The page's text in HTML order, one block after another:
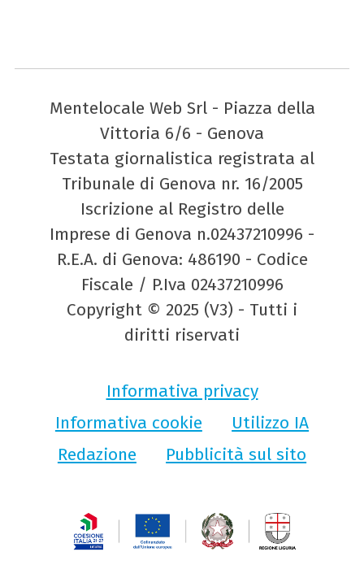
Mentelocale Web Srl - Piazza della
Vittoria 6/6 - Genova
Testata giornalistica registrata al
Tribunale di Genova nr. 16/2005
Iscrizione al Registro delle
Imprese di Genova n.02437210996 -
R.E.A. di Genova: 486190 - Codice
Fiscale / P.Iva 02437210996
Copyright © 2025 (V3) - Tutti i
diritti riservati
Informativa privacy
Informativa cookie
Utilizzo IA
Redazione
Pubblicità sul sito